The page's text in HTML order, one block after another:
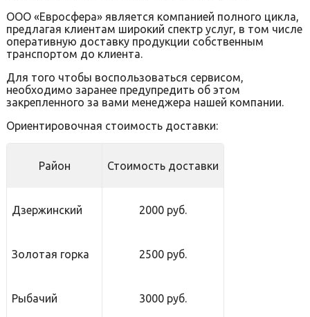
ООО «Евросфера» является компанией полного цикла,
предлагая клиентам широкий спектр услуг, в том числе
оперативную доставку продукции собственным
транспортом до клиента.
Для того чтобы воспользоваться сервисом,
необходимо заранее предупредить об этом
закрепленного за вами менеджера нашей компании.
Ориентировочная стоимость доставки:
Район Стоимость доставки
Дзержинский 2000 руб.
Золотая горка 2500 руб.
Рыбачий 3000 руб.